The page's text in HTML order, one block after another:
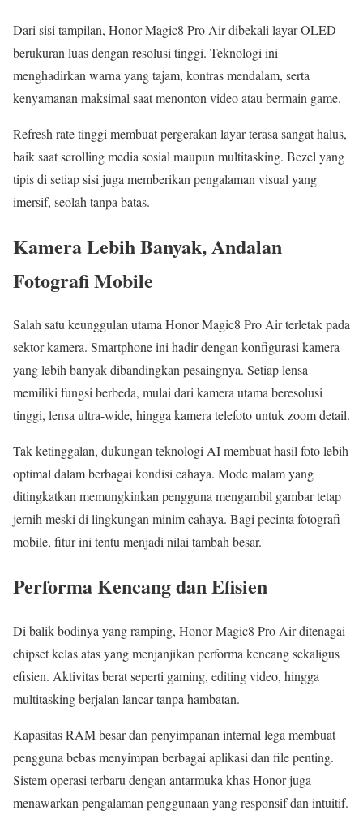
Dari sisi tampilan, Honor Magic8 Pro Air dibekali layar OLED
berukuran luas dengan resolusi tinggi. Teknologi ini
menghadirkan warna yang tajam, kontras mendalam, serta
kenyamanan maksimal saat menonton video atau bermain game.
Refresh rate tinggi membuat pergerakan layar terasa sangat halus,
baik saat scrolling media sosial maupun multitasking. Bezel yang
tipis di setiap sisi juga memberikan pengalaman visual yang
imersif, seolah tanpa batas.
Kamera Lebih Banyak, Andalan
Fotografi Mobile
Salah satu keunggulan utama Honor Magic8 Pro Air terletak pada
sektor kamera. Smartphone ini hadir dengan konfigurasi kamera
yang lebih banyak dibandingkan pesaingnya. Setiap lensa
memiliki fungsi berbeda, mulai dari kamera utama beresolusi
tinggi, lensa ultra-wide, hingga kamera telefoto untuk zoom detail.
Tak ketinggalan, dukungan teknologi AI membuat hasil foto lebih
optimal dalam berbagai kondisi cahaya. Mode malam yang
ditingkatkan memungkinkan pengguna mengambil gambar tetap
jernih meski di lingkungan minim cahaya. Bagi pecinta fotografi
mobile, fitur ini tentu menjadi nilai tambah besar.
Performa Kencang dan Efisien
Di balik bodinya yang ramping, Honor Magic8 Pro Air ditenagai
chipset kelas atas yang menjanjikan performa kencang sekaligus
efisien. Aktivitas berat seperti gaming, editing video, hingga
multitasking berjalan lancar tanpa hambatan.
Kapasitas RAM besar dan penyimpanan internal lega membuat
pengguna bebas menyimpan berbagai aplikasi dan file penting.
Sistem operasi terbaru dengan antarmuka khas Honor juga
menawarkan pengalaman penggunaan yang responsif dan intuitif.